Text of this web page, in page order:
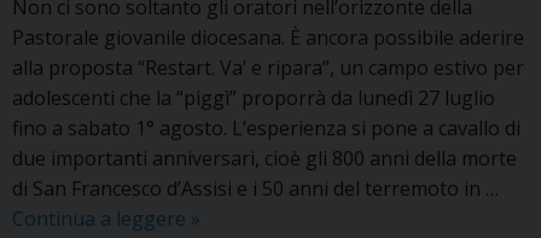
Non ci sono soltanto gli oratori nell’orizzonte della
Pastorale giovanile diocesana. È ancora possibile aderire
alla proposta “Restart. Va’ e ripara”, un campo estivo per
adolescenti che la “piggì” proporrà da lunedì 27 luglio
fino a sabato 1° agosto. L’esperienza si pone a cavallo di
due importanti anniversari, cioè gli 800 anni della morte
di San Francesco d’Assisi e i 50 anni del terremoto in …
Continua a leggere “Restart.
»